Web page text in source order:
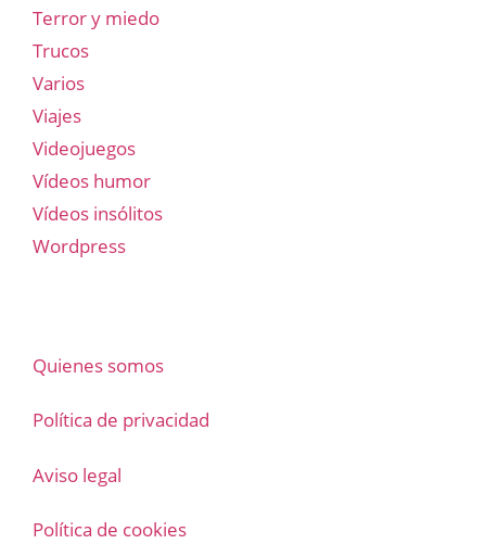
Terror y miedo
Trucos
Varios
Viajes
Videojuegos
Vídeos humor
Vídeos insólitos
Wordpress
Quienes somos
Política de privacidad
Aviso legal
Política de cookies